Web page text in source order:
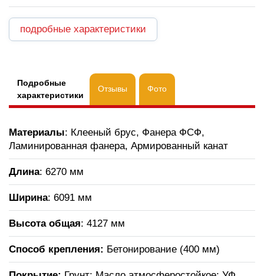
подробные характеристики
Подробные
характеристики
Отзывы Фото
Материалы: Клееный брус, Фанера ФСФ,
Ламинированная фанера, Армированный канат
Длина: 6270 мм
Ширина: 6091 мм
Высота общая: 4127 мм
Способ крепления: Бетонирование (400 мм)